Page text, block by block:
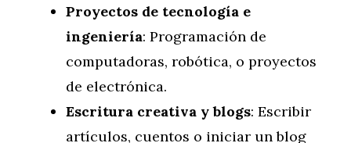
Proyectos de tecnología e
ingeniería: Programación de
computadoras, robótica, o proyectos
de electrónica.
Escritura creativa y blogs: Escribir
artículos, cuentos o iniciar un blog